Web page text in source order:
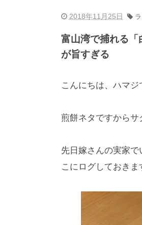
2018年11月25日 ラ
富山湾で捕れる「
が旨すぎる
こんにちは、ハマジ
煎餅ネタですからサ
先日嫁さんの実家
こにログしておきま